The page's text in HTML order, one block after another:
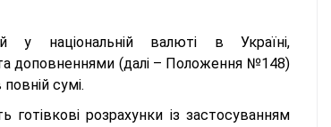
національній валюті в Україні,
доповненнями (далі – Положення №148)
сумі.
готівкові розрахунки із застосуванням